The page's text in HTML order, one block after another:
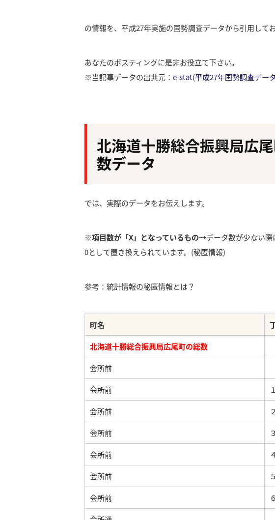
の情報を、平成27年実施の国勢調査データから引用して
あなたのポスティングに是非お役立て下さい。
※当記事データの出典元： e-stat(平成27年国勢調査デー
北海道十勝総合振興局広
数データ
では、実際のデータをお伝えします。
※項目数が「X」となっているもの→データ数が少ない際
0として置き換えられています。(秘匿情報)
参考：統計情報の秘匿情報とは？
町名
北海道十勝総合振興局広尾町の総数
会所前
会所前
会所前
会所前
会所前
会所前
会所前